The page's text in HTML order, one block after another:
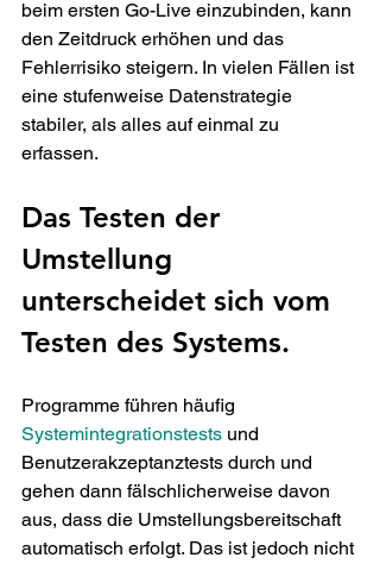
beim ersten Go-Live einzubinden, kann
den Zeitdruck erhöhen und das
Fehlerrisiko steigern. In vielen Fällen ist
eine stufenweise Datenstrategie
stabiler, als alles auf einmal zu
erfassen.
Das Testen der
Umstellung
unterscheidet sich vom
Testen des Systems.
Programme führen häufig
Systemintegrationstests und
Benutzerakzeptanztests durch und
gehen dann fälschlicherweise davon
aus, dass die Umstellungsbereitschaft
automatisch erfolgt. Das ist jedoch nicht